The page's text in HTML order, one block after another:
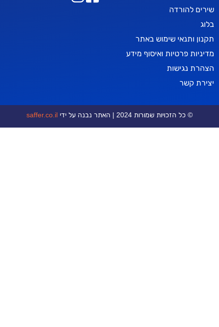
שימוש באתר
ואיסוף מידע
שמורות 2024 | האתר נבנה על ידי saffer.co.il